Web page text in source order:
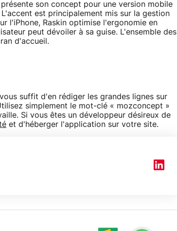
son concept pour une version mobile
est principalement mis sur la gestion
l'iPhone, Raskin optimise l'ergonomie en
peut dévoiler à sa guise. L'ensemble des
d'accueil.
suffit d'en rédiger les grandes lignes sur
simplement le mot-clé « mozconcept »
Si vous êtes un développeur désireux de
et d'héberger l'application sur votre site.